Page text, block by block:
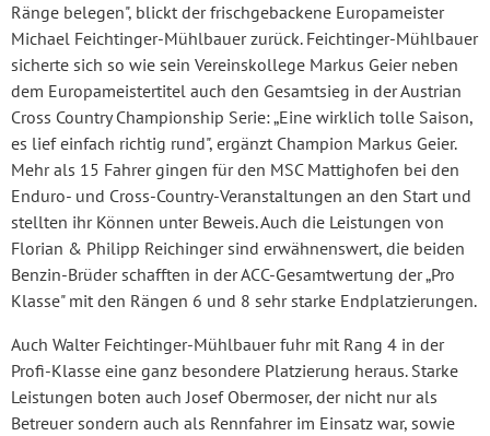
Ränge belegen", blickt der frischgebackene Europameister
Michael Feichtinger-Mühlbauer zurück. Feichtinger-Mühlbauer
sicherte sich so wie sein Vereinskollege Markus Geier neben
dem Europameistertitel auch den Gesamtsieg in der Austrian
Cross Country Championship Serie: „Eine wirklich tolle Saison,
es lief einfach richtig rund", ergänzt Champion Markus Geier.
Mehr als 15 Fahrer gingen für den MSC Mattighofen bei den
Enduro- und Cross-Country-Veranstaltungen an den Start und
stellten ihr Können unter Beweis. Auch die Leistungen von
Florian & Philipp Reichinger sind erwähnenswert, die beiden
Benzin-Brüder schafften in der ACC-Gesamtwertung der „Pro
Klasse" mit den Rängen 6 und 8 sehr starke Endplatzierungen.
Auch Walter Feichtinger-Mühlbauer fuhr mit Rang 4 in der
Profi-Klasse eine ganz besondere Platzierung heraus. Starke
Leistungen boten auch Josef Obermoser, der nicht nur als
Betreuer sondern auch als Rennfahrer im Einsatz war, sowie